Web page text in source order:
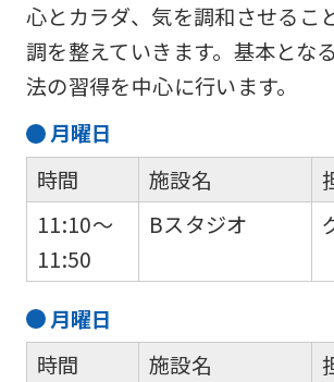
心とカラダ、気を調和させるこ
調を整えていきます。基本とな
法の習得を中心に行います。
月曜日
時間
11:10～
11:50
施設名
Bスタジオ
月曜日
時間
施設名